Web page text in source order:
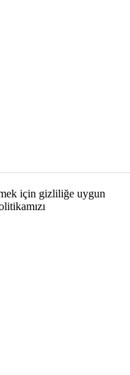
için gizliliğe uygun